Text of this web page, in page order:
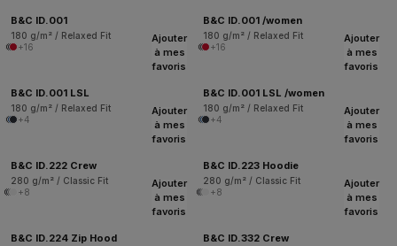
B&C ID.001
180 g/m² / Relaxed Fit
+16
B&C ID.001 /women
180 g/m² / Relaxed Fit
+16
Ajouter
à mes
favoris
B&C ID.001 LSL
180 g/m² / Relaxed Fit
+4
Ajouter
à mes
favoris
B&C ID.001 LSL /women
180 g/m² / Relaxed Fit
+4
Ajouter
à mes
favoris
B&C ID.222 Crew
280 g/m² / Classic Fit
+8
Ajouter
à mes
favoris
B&C ID.223 Hoodie
280 g/m² / Classic Fit
+8
Ajouter
à mes
favoris
B&C ID.224 Zip Hood
Ajouter
à mes
favoris
B&C ID.332 Crew